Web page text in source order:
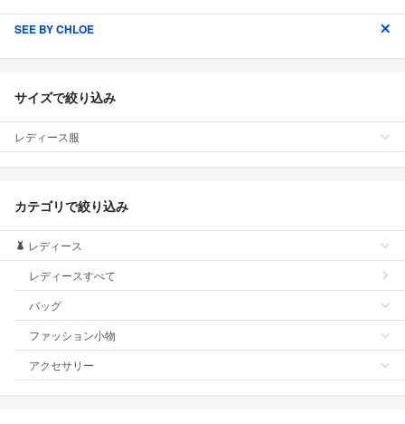
SEE BY CHLOE
サイズで絞り込み
レディース服
カテゴリで絞り込み
レディース
レディースすべて
バッグ
ファッション小物
アクセサリー